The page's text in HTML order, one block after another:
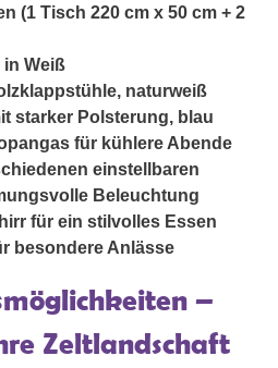
(1 Tisch 220 cm x 50 cm + 2
Weiß
naturweiß
starker Polsterung, blau
für kühlere Abende
einstellbaren
Beleuchtung
für ein stilvolles Essen
besondere Anlässe
–
Zeltlandschaft